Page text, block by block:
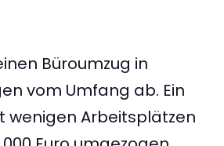
Büroumzug in
vom Umfang ab. Ein
wenigen Arbeitsplätzen